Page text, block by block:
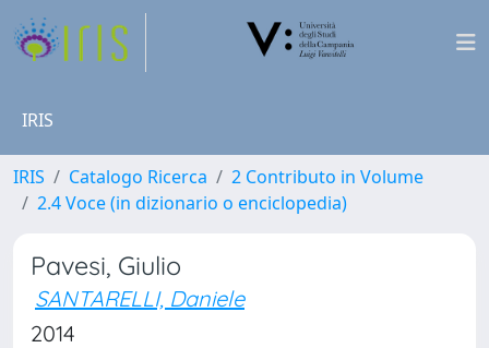
IRIS
IRIS Catalogo Ricerca
2 Contributo in Volume
2.4 Voce (in dizionario o enciclopedia)
Pavesi, Giulio
SANTARELLI, Daniele
2014